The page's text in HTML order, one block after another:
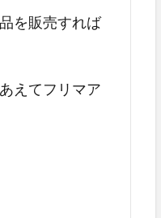
を販売すれば
えてフリマア